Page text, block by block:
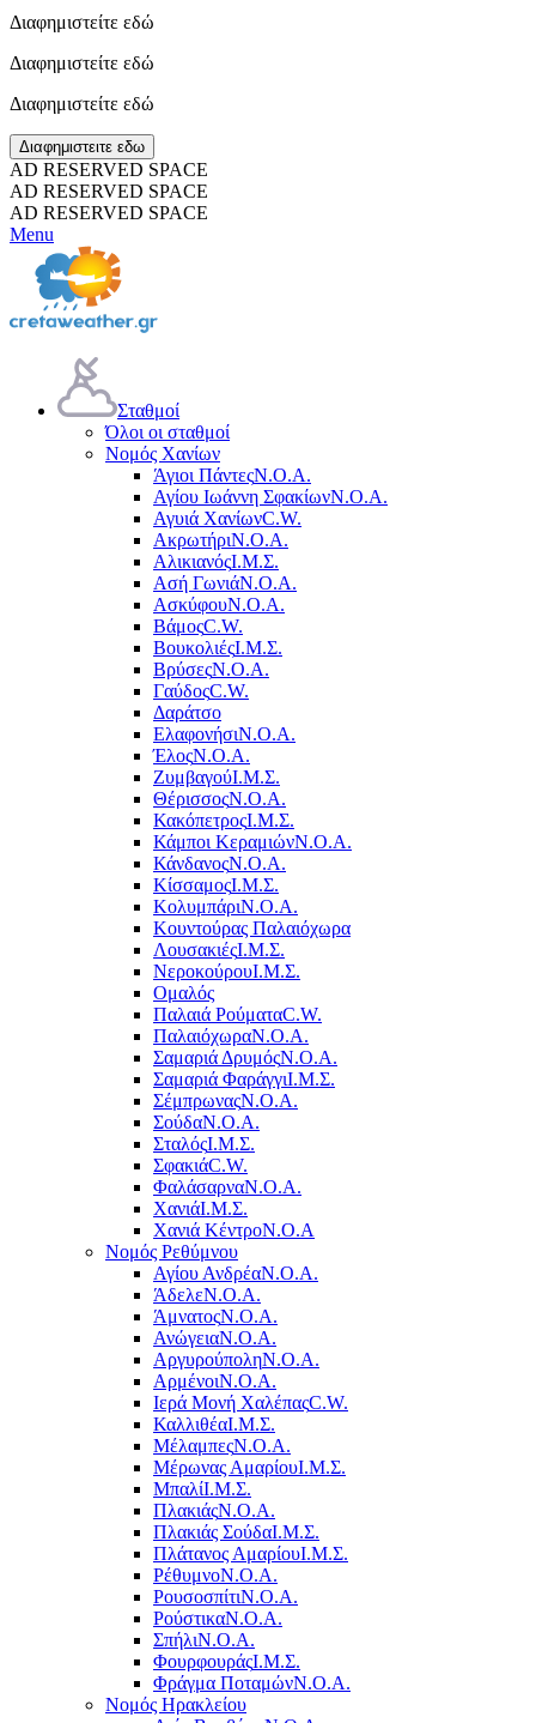
Διαφημιστείτε εδώ
Διαφημιστείτε εδώ
Διαφημιστείτε εδώ
Διαφημιστειτε εδω
AD RESERVED SPACE
AD RESERVED SPACE
AD RESERVED SPACE
Menu
Σταθμοί
Όλοι οι σταθμοί
Νομός Χανίων
Άγιοι ΠάντεςΝ.Ο.Α.
Αγίου Ιωάννη ΣφακίωνΝ.Ο.Α.
Αγυιά ΧανίωνC.W.
ΑκρωτήριΝ.Ο.Α.
ΑλικιανόςΙ.Μ.Σ.
Ασή ΓωνιάΝ.Ο.Α.
ΑσκύφουΝ.Ο.Α.
ΒάμοςC.W.
ΒουκολιέςΙ.Μ.Σ.
ΒρύσεςΝ.Ο.Α.
ΓαύδοςC.W.
Δαράτσο
ΕλαφονήσιΝ.Ο.Α.
ΈλοςΝ.Ο.Α.
ΖυμβαγούΙ.Μ.Σ.
ΘέρισσοςΝ.Ο.Α.
ΚακόπετροςΙ.Μ.Σ.
Κάμποι ΚεραμιώνΝ.Ο.Α.
ΚάνδανοςΝ.Ο.Α.
ΚίσσαμοςΙ.Μ.Σ.
ΚολυμπάριΝ.Ο.Α.
Κουντούρας Παλαιόχωρα
ΛουσακιέςΙ.Μ.Σ.
ΝεροκούρουΙ.Μ.Σ.
Ομαλός
Παλαιά ΡούματαC.W.
ΠαλαιόχωραΝ.Ο.Α.
Σαμαριά ΔρυμόςΝ.Ο.Α.
Σαμαριά ΦαράγγιΙ.Μ.Σ.
ΣέμπρωναςΝ.Ο.Α.
ΣούδαΝ.Ο.Α.
ΣταλόςΙ.Μ.Σ.
ΣφακιάC.W.
ΦαλάσαρναΝ.Ο.Α.
ΧανιάΙ.Μ.Σ.
Χανιά ΚέντροN.O.A
Νομός Ρεθύμνου
Αγίου ΑνδρέαΝ.Ο.Α.
ΆδελεΝ.Ο.Α.
ΆμνατοςΝ.Ο.Α.
ΑνώγειαΝ.Ο.Α.
ΑργυρούποληΝ.Ο.Α.
ΑρμένοιΝ.Ο.Α.
Ιερά Μονή ΧαλέπαςC.W.
ΚαλλιθέαΙ.Μ.Σ.
ΜέλαμπεςΝ.Ο.Α.
Μέρωνας ΑμαρίουΙ.Μ.Σ.
ΜπαλίΙ.Μ.Σ.
ΠλακιάςΝ.Ο.Α.
Πλακιάς ΣούδαΙ.Μ.Σ.
Πλάτανος ΑμαρίουΙ.Μ.Σ.
ΡέθυμνοΝ.Ο.Α.
ΡουσοσπίτιΝ.Ο.Α.
ΡούστικαΝ.Ο.Α.
ΣπήλιΝ.Ο.Α.
ΦουρφουράςΙ.Μ.Σ.
Φράγμα ΠοταμώνΝ.Ο.Α.
Νομός Ηρακλείου